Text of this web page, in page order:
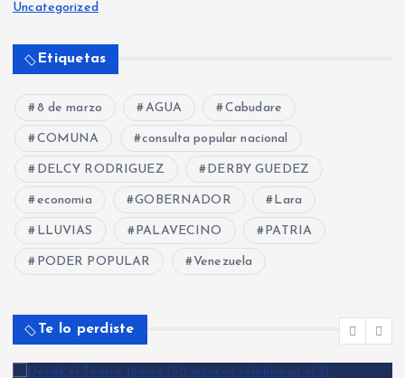
n
t
r
a
Uncategorized
Etiquetas
8 de marzo AGUA Cabudare
COMUNA consulta popular nacional
DELCY RODRIGUEZ DERBY GUEDEZ
economia GOBERNADOR Lara
LLUVIAS PALAVECINO PATRIA
PODER POPULAR Venezuela
Te lo perdiste